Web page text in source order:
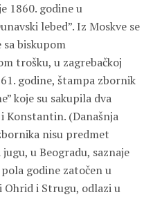
1860. godine u
lebed”. Iz Moskve se
sa biskupom
trošku, u zagrebačkoj
godine, štampa zbornik
koje su sakupila dva
i Konstantin. (Današnja
nisu predmet
u Beogradu, saznaje
godine zatočen u
Ohrid i Strugu, odlazi u